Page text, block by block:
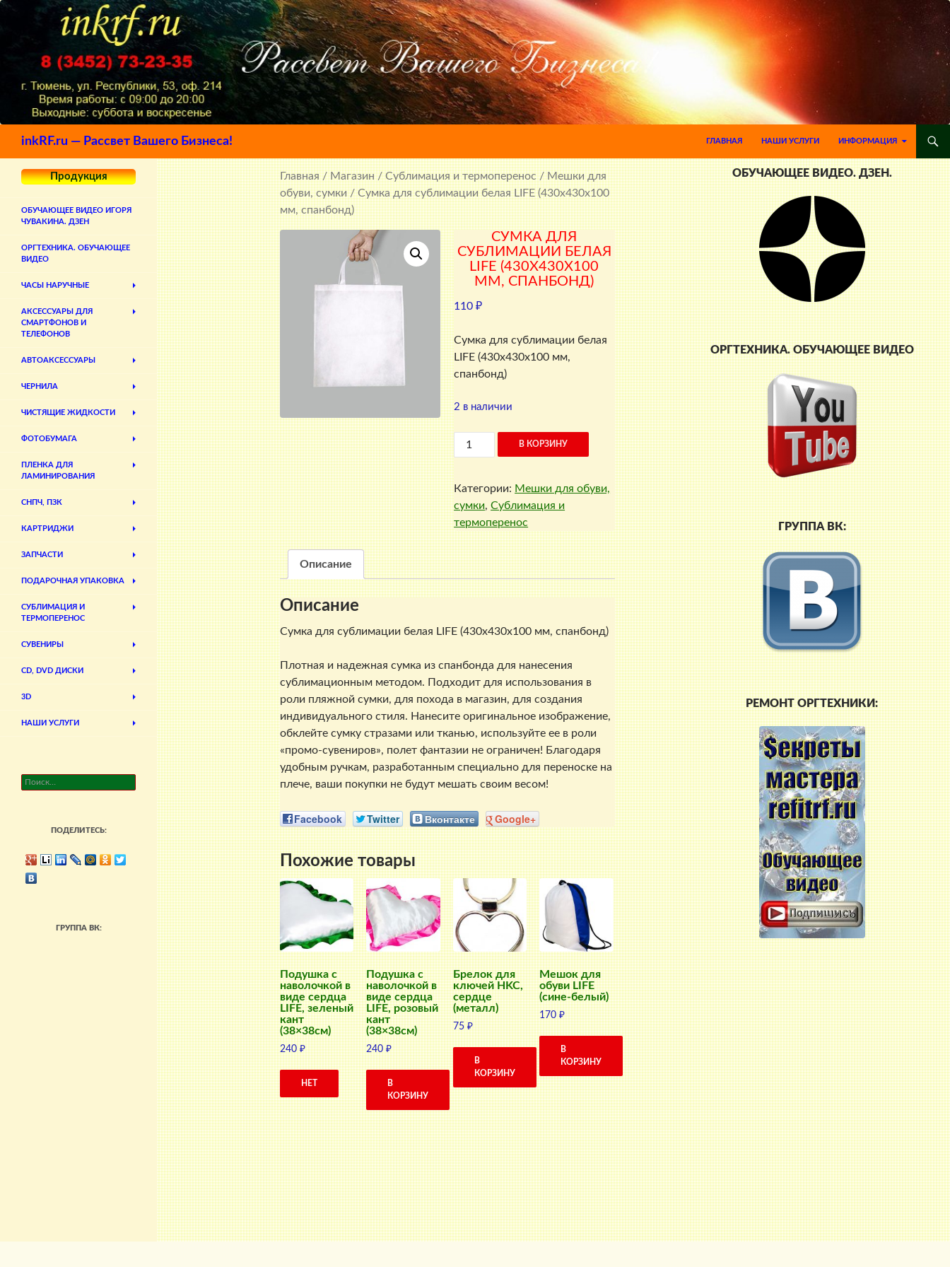
inkRF.ru — Рассвет Вашего Бизнеса!
ГЛАВНАЯ
НАШИ УСЛУГИ ИНФОРМАЦИЯ
Главная/Магазин/Сублимация и термоперенос/Мешки для
обуви, сумки/ Сумка для сублимации белая LIFE (430x430x100
мм, спанбонд)
СУМКА ДЛЯ
СУБЛИМАЦИИ БЕЛАЯ
LIFE (430X430X100
ММ, СПАНБОНД)
110₽
Сумка для сублимации белая
LIFE (430x430x100 мм,
спанбонд)
2 в наличии
Количество
товара
Сумка
для
сублимации
белая
LIFE
(430x430x100
мм,
спанбонд)
В КОРЗИНУ
Категории: Мешки для обуви,
сумки,Сублимация и
термоперенос
Описание
Описание
Сумка для сублимации белая LIFE (430x430x100 мм, спанбонд)
Плотная и надежная сумка из спанбонда для нанесения
сублимационным методом. Подходит для использования в
роли пляжной сумки, для похода в магазин, для создания
индивидуального стиля. Нанесите оригинальное изображение,
обклейте сумку стразами или тканью, используйте ее в роли
«промо-сувениров», полет фантазии не ограничен! Благодаря
удобным ручкам, разработанным специально для переноске на
плече, ваши покупки не будут мешать своим весом!
Facebook Twitter Вконтакте Google+
Похожие товары
Подушка с
наволочкой в
виде сердца
LIFE, зеленый
кант
(38×38см)
240₽
НЕТ
Подушка с
наволочкой в
виде сердца
LIFE, розовый
кант
(38×38см)
240₽
В
КОРЗИНУ
Брелок для
ключей HKC,
сердце
(металл)
75₽
В
КОРЗИНУ
Мешок для
обуви LIFE
(сине-белый)
170₽
В
КОРЗИНУ
ОБУЧАЮЩЕЕ ВИДЕО. ДЗЕН.
ОРГТЕХНИКА. ОБУЧАЮЩЕЕ ВИДЕО
ГРУППА ВК:
РЕМОНТ ОРГТЕХНИКИ:
Продукция
ОБУЧАЮЩЕЕ ВИДЕО ИГОРЯ
ЧУВАКИНА. ДЗЕН
ОРГТЕХНИКА. ОБУЧАЮЩЕЕ
ВИДЕО
ЧАСЫ НАРУЧНЫЕ
АКСЕССУАРЫ ДЛЯ
СМАРТФОНОВ И
ТЕЛЕФОНОВ
АВТОАКСЕССУАРЫ
ЧЕРНИЛА
ЧИСТЯЩИЕ ЖИДКОСТИ
ФОТОБУМАГА
ПЛЕНКА ДЛЯ
ЛАМИНИРОВАНИЯ
СНПЧ, ПЗК
КАРТРИДЖИ
ЗАПЧАСТИ
ПОДАРОЧНАЯ УПАКОВКА
СУБЛИМАЦИЯ И
ТЕРМОПЕРЕНОС
СУВЕНИРЫ
CD, DVD ДИСКИ
3D
НАШИ УСЛУГИ
Найти:
ПОДЕЛИТЕСЬ:
ГРУППА ВК: